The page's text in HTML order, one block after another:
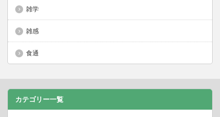
雑学
雑感
食通
カテゴリー一覧